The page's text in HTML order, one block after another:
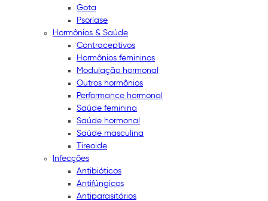
Gota
Psoríase
Hormônios & Saúde
Contraceptivos
Hormônios femininos
Modulação hormonal
Outros hormônios
Performance hormonal
Saúde feminina
Saúde hormonal
Saúde masculina
Tireoide
Infecções
Antibióticos
Antifúngicos
Antiparasitários